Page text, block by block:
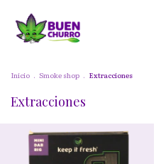
Inicio . Smoke shop . Extracciones
Extracciones